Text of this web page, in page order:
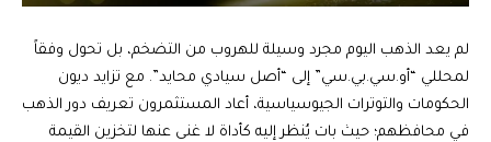
لم يعد الذهب اليوم مجرد وسيلة للهروب من التضخم، بل تحول وفقاً
لمحللي “أو.سي.بي.سي” إلى “أصل سيادي محايد”. مع تزايد ديون
الحكومات والتوترات الجيوسياسية، أعاد المستثمرون تعريف دور الذهب
في محافظهم؛ حيث بات يُنظر إليه كأداة لا غنى عنها لتخزين القيمة